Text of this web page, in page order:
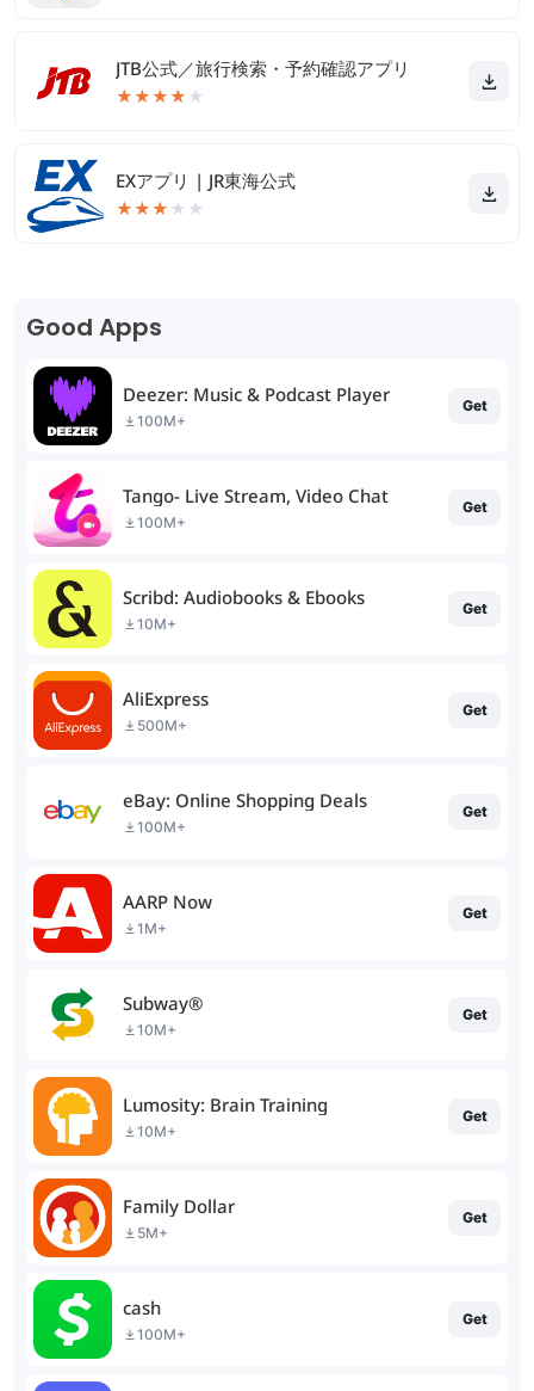
JTB公式／旅行検索・予約確認アプリ
★★★★ ★
EXアプリ | JR東海公式
★★★ ★ ★
Good Apps
Deezer: Music & Podcast Player
100M+
Get
Tango- Live Stream, Video Chat
100M+
Get
Scribd: Audiobooks & Ebooks
10M+
Get
AliExpress
500M+
Get
eBay: Online Shopping Deals
100M+
Get
AARP Now
1M+
Get
Subway®
10M+
Get
Lumosity: Brain Training
10M+
Get
Family Dollar
5M+
Get
cash
100M+
Get